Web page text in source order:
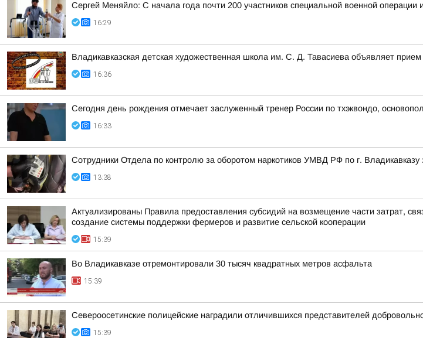
Сергей Меняйло: С начала года почти 200 участников специальной военной
16:29
Владикавказская детская художественная школа им. С. Д. Тавасиева объявляет
16:36
Сегодня день рождения отмечает заслуженный тренер России по тхэквондо,
16:33
Сотрудники Отдела по контролю за оборотом наркотиков УМВД РФ по г.
13:38
Актуализированы Правила предоставления субсидий на возмещение части затрат,
создание системы поддержки фермеров и развитие сельской кооперации
15:39
Во Владикавказе отремонтировали 30 тысяч квадратных метров асфальта
15:39
Североосетинские полицейские наградили отличившихся представителей
15:39